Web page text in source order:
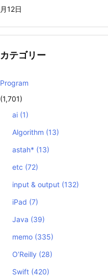
月12日
カテゴリー
Program
(1,701)
ai (1)
Algorithm (13)
astah* (13)
etc (72)
input & output (132)
iPad (7)
Java (39)
memo (335)
O’Reilly (28)
Swift (420)